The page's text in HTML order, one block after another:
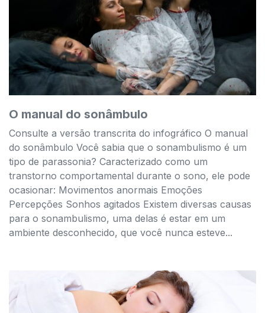
O manual do sonâmbulo
Consulte a versão transcrita do infográfico O manual
do sonâmbulo Você sabia que o sonambulismo é um
tipo de parassonia? Caracterizado como um
transtorno comportamental durante o sono, ele pode
ocasionar: Movimentos anormais Emoções
Percepções Sonhos agitados Existem diversas causas
para o sonambulismo, uma delas é estar em um
ambiente desconhecido, que você nunca esteve...